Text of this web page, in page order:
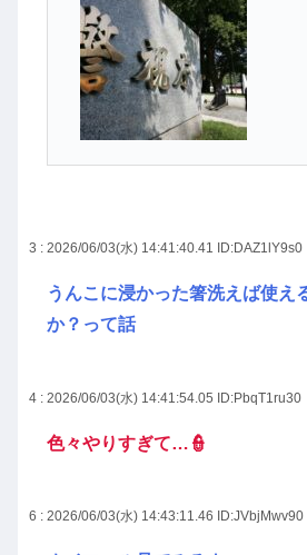
3 : 2026/06/03(水) 14:41:40.41 ID:DAZ1lY9s0
うんこに浸かった箸洗えば使え
か？って話
4 : 2026/06/03(水) 14:41:54.05 ID:PbqT1ru30
色々やりすぎて…👮
6 : 2026/06/03(水) 14:43:11.46 ID:JVbjMwv90